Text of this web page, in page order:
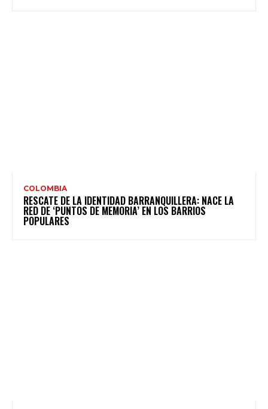
COLOMBIA
RESCATE DE LA IDENTIDAD BARRANQUILLERA: NACE LA
RED DE ‘PUNTOS DE MEMORIA’ EN LOS BARRIOS
POPULARES